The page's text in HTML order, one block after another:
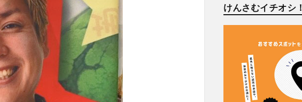
けんさむイチオシ！